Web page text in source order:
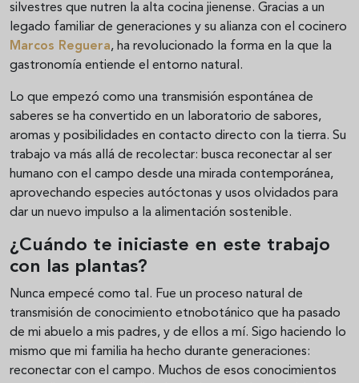
silvestres que nutren la alta cocina jienense. Gracias a un
legado familiar de generaciones y su alianza con el cocinero
Marcos Reguera, ha revolucionado la forma en la que la
gastronomía entiende el entorno natural.
Lo que empezó como una transmisión espontánea de
saberes se ha convertido en un laboratorio de sabores,
aromas y posibilidades en contacto directo con la tierra. Su
trabajo va más allá de recolectar: busca reconectar al ser
humano con el campo desde una mirada contemporánea,
aprovechando especies autóctonas y usos olvidados para
dar un nuevo impulso a la alimentación sostenible.
¿Cuándo te iniciaste en este trabajo
con las plantas?
Nunca empecé como tal. Fue un proceso natural de
transmisión de conocimiento etnobotánico que ha pasado
de mi abuelo a mis padres, y de ellos a mí. Sigo haciendo lo
mismo que mi familia ha hecho durante generaciones:
reconectar con el campo. Muchos de esos conocimientos